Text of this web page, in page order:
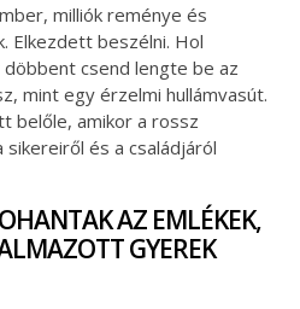
milliók reménye és
Elkezdett beszélni. Hol
csend lengte be az
mint egy érzelmi hullámvasút.
belőle, amikor a rossz
sikereiről és a családjáról
AZ EMLÉKEK,
GYEREK